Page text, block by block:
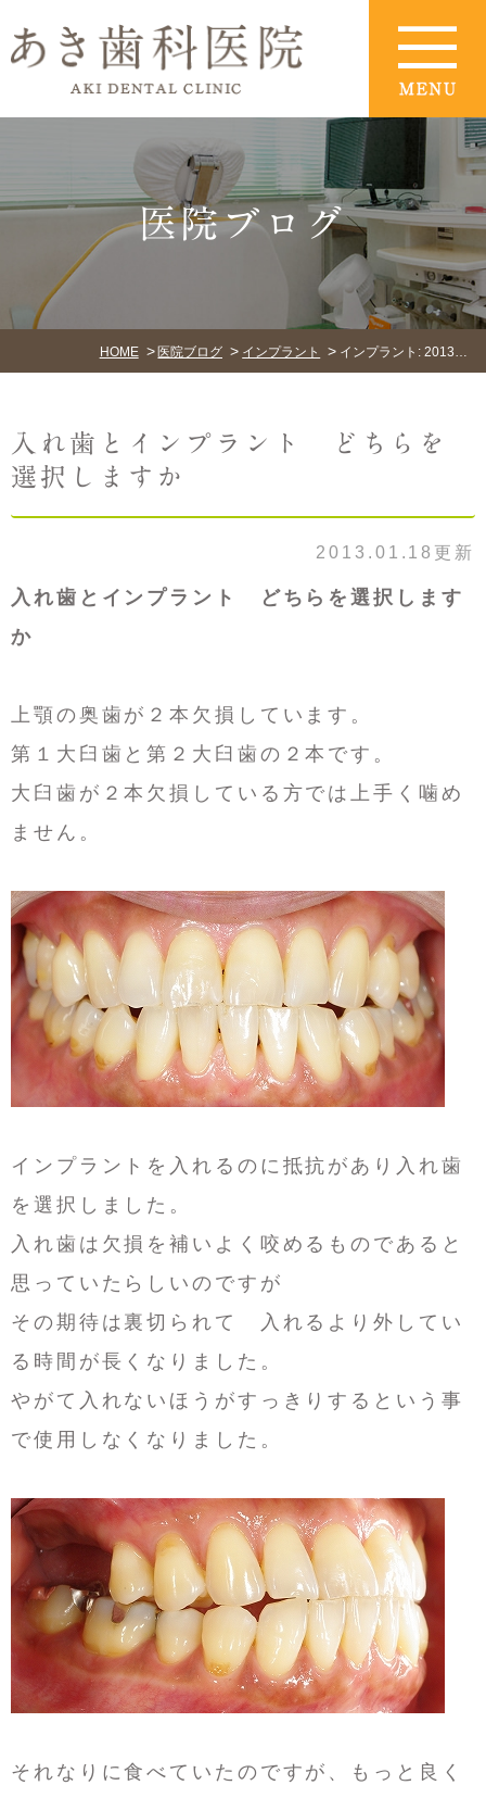
医院ブログ
HOME 医院ブログ インプラント
入れ歯とインプラント どちらを
選択しますか
2013.01.18更新
入れ歯とインプラント どちらを選択します
か
上顎の奥歯が２本欠損しています。
第１大臼歯と第２大臼歯の２本です。
大臼歯が２本欠損している方では上手く噛め
ません。
インプラントを入れるのに抵抗があり入れ歯
を選択しました。
入れ歯は欠損を補いよく咬めるものであると
思っていたらしいのですが
その期待は裏切られて 入れるより外してい
る時間が長くなりました。
やがて入れないほうがすっきりするという事
で使用しなくなりました。
それなりに食べていたのですが、もっと良く